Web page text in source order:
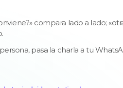
compara lado a lado;
pasa la charla a tu